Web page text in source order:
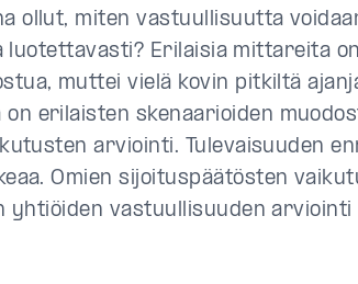
ollut, miten vastuullisuutta
luotettavasti? Erilaisia mittareita
muttei vielä kovin pitkiltä
on erilaisten skenaarioiden
arviointi. Tulevaisuuden
Omien sijoituspäätösten
yhtiöiden vastuullisuuden